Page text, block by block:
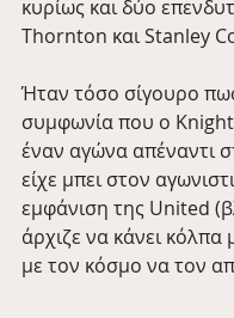
κυρίως και δύο
Thornton και Stanley
Ήταν τόσο σίγουρο
συμφωνία που ο
έναν αγώνα απέναντι
είχε μπει στον
εμφάνιση της United
άρχιζε να κάνει κόλπα
με τον κόσμο να τον